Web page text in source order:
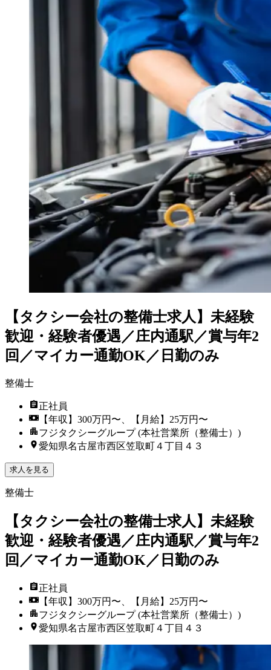
【タクシー会社の整備士求人】未経験
歓迎・経験者優遇／庄内通駅／賞与年2
回／マイカー通勤OK／日勤のみ
整備士
正社員
【年収】300万円〜、【月給】25万円〜
フジタクシーグループ (本社営業所（整備士）)
愛知県名古屋市西区笠取町４丁目４３
求人を見る
整備士
【タクシー会社の整備士求人】未経験
歓迎・経験者優遇／庄内通駅／賞与年2
回／マイカー通勤OK／日勤のみ
正社員
【年収】300万円〜、【月給】25万円〜
フジタクシーグループ (本社営業所（整備士）)
愛知県名古屋市西区笠取町４丁目４３